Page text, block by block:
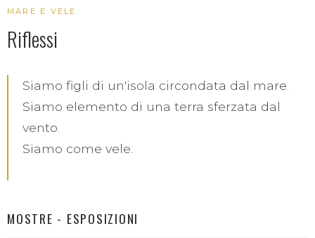
MARE E VELE
Riflessi
Siamo figli di un'isola circondata dal mare.
Siamo elemento di una terra sferzata dal
vento.
Siamo come vele.
MOSTRE - ESPOSIZIONI